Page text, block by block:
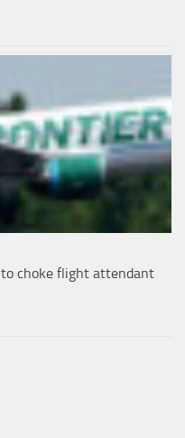
choke flight attendant